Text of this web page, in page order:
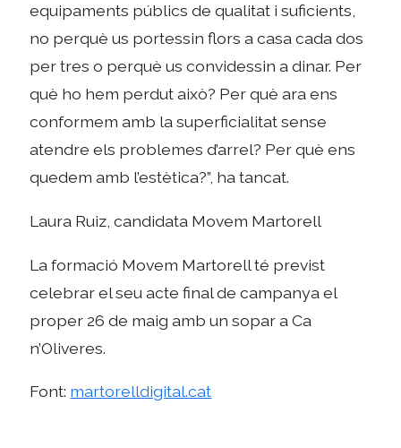
equipaments públics de qualitat i suficients,
no perquè us portessin flors a casa cada dos
per tres o perquè us convidessin a dinar. Per
què ho hem perdut això? Per què ara ens
conformem amb la superficialitat sense
atendre els problemes d’arrel? Per què ens
quedem amb l’estètica?”, ha tancat.
Laura Ruiz, candidata Movem Martorell
La formació Movem Martorell té previst
celebrar el seu acte final de campanya el
proper 26 de maig amb un sopar a Ca
n’Oliveres.
Font: martorelldigital.cat